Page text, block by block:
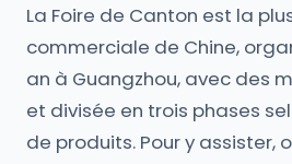
La Foire de Canton est la
commerciale de Chine,
an à Guangzhou, avec des
et divisée en trois phases
de produits. Pour y assister,